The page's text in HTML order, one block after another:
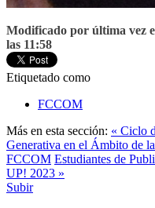
Modificado por última vez
las 11:58
Etiquetado como
FCCOM
Más en esta sección: « Ciclo
Generativa en el Ámbito de
FCCOM Estudiantes de
UP! 2023 »
Subir